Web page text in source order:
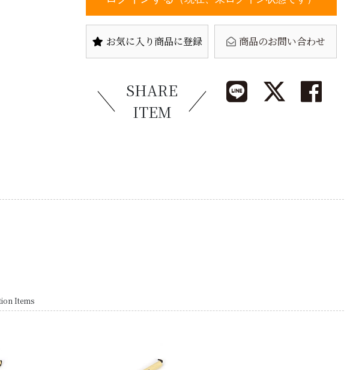
お気に入り商品に登録 商品のお問い合わせ
SHARE
ITEM
Items